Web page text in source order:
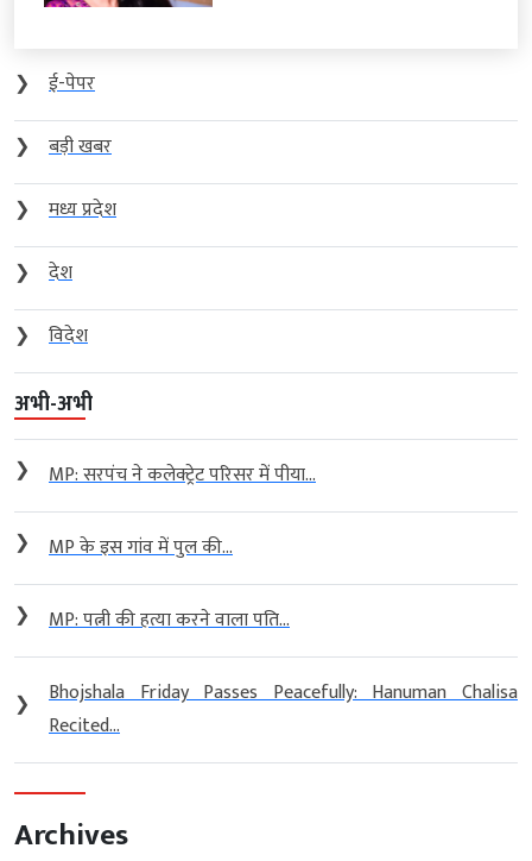
❯
ई-पेपर
❯
बड़ी खबर
❯
मध्य प्रदेश
❯
देश
❯
विदेश
अभी-अभी
❯ MP: सरपंच ने कलेक्ट्रेट परिसर में पीया...
❯ MP के इस गांव में पुल की...
❯ MP: पत्नी की हत्या करने वाला पति...
❯
Bhojshala Friday Passes Peacefully: Hanuman Chalisa
Recited...
Archives